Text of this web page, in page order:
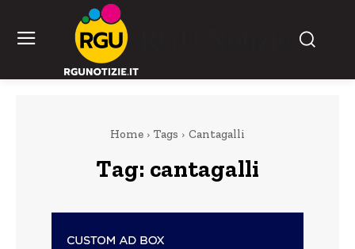
Home Tags Cantagalli
Tag: cantagalli